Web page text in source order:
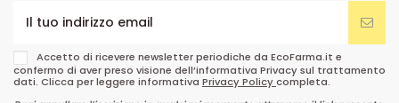
Accetto di ricevere newsletter periodiche da EcoFarma.it e
confermo di aver preso visione dell’informativa Privacy sul trattamento
dati. Clicca per leggere informativa Privacy Policycompleta.